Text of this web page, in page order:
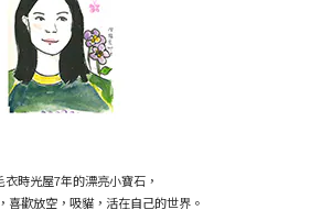
衣時光屋7年的漂亮小寶石，
喜歡放空，吸貓，活在自己的世界。